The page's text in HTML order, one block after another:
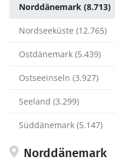
Norddänemark (8.713)
Nordseeküste (12.765)
Ostdänemark (5.439)
Ostseeinseln (3.927)
Seeland (3.299)
Süddänemark (5.147)
Norddänemark